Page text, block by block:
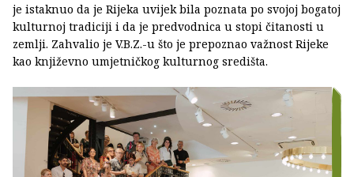
je istaknuo da je Rijeka uvijek bila poznata po svojoj bogatoj
kulturnoj tradiciji i da je predvodnica u stopi čitanosti u
zemlji. Zahvalio je V.B.Z.-u što je prepoznao važnost Rijeke
kao književno umjetničkog kulturnog središta.